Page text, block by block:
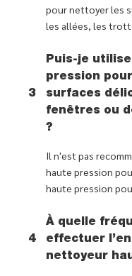
pour nettoyer les
les allées, les
3
Puis-je
pression
surfaces
fenêtres ou
?
Il n'est pas
haute pression
haute pression
4
À quelle
effectuer
nettoyeur